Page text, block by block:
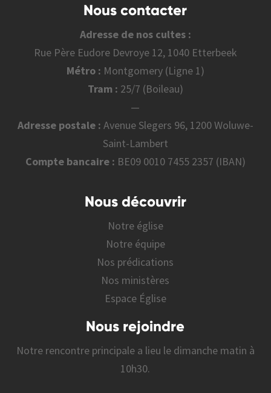
Nous contacter
Adresse de nos cultes :
Rue Père Eudore Devroye 12, 1040 Etterbeek
Métro : Montgomery (Ligne 1)
Tram : 25/7 (Boileau)
—
Adresse postale : Avenue Slegers 96, 1200 Woluwe-
Saint-Lambert
Compte bancaire : BE09 0010 7455 2357 (IBAN)
Nous découvrir
Notre église
Notre équipe
Nos prédications
Nos ministères
Espace Église
Nous rejoindre
Notre rencontre principale a lieu le dimanche matin à
10h30.